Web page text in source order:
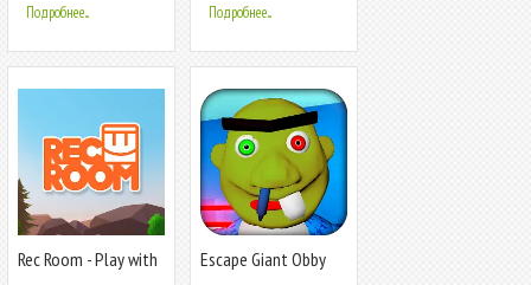
Подробнее... Подробнее...
Rec Room - Play with
Escape Giant Obby